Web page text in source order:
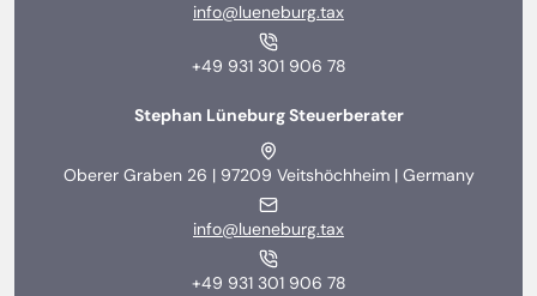
info@lueneburg.tax
+49 931 301 906 78
Stephan Lüneburg Steuerberater
Oberer Graben 26 | 97209 Veitshöchheim | Germany
info@lueneburg.tax
+49 931 301 906 78